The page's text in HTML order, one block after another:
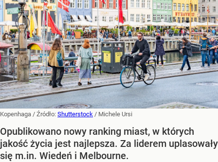
Kopenhaga / Źródło: Shutterstock / Michele Ursi
Opublikowano nowy ranking miast, w których
jakość życia jest najlepsza. Za liderem uplasowały
się m.in. Wiedeń i Melbourne.